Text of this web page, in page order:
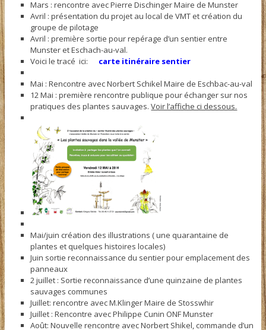
Mars : rencontre avec Pierre Dischinger Maire de Munster
Avril : présentation du projet au local de VMT et création du
groupe de pilotage
Avril : première sortie pour repérage d’un sentier entre
Munster et Eschach-au-val.
Voici le tracé ici: carte itinéraire sentier
Mai : Rencontre avec Norbert Schikel Maire de Eschbac-au-val
12 Mai : première rencontre publique pour échanger sur nos
pratiques des plantes sauvages.Voir l’affiche ci dessous.
Mai/juin création des illustrations ( une quarantaine de
plantes et quelques histoires locales)
Juin sortie reconnaissance du sentier pour emplacement des
panneaux
2 juillet : Sortie reconnaissance d’une quinzaine de plantes
sauvages communes
Juillet: rencontre avec M.Klinger Maire de Stosswhir
Juillet : Rencontre avec Philippe Cunin ONF Munster
Août: Nouvelle rencontre avec Norbert Shikel, commande d’un